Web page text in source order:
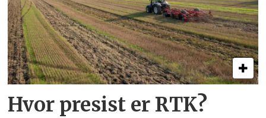
Hvor presist er RTK?